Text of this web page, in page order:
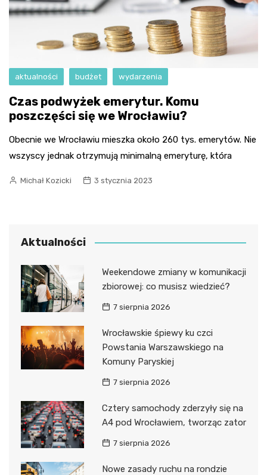
aktualności budżet wydarzenia
Czas podwyżek emerytur. Komu
poszczęści się we Wrocławiu?
Obecnie we Wrocławiu mieszka około 260 tys. emerytów. Nie
wszyscy jednak otrzymują minimalną emeryturę, która
Michał Kozicki 3 stycznia 2023
Aktualności
Weekendowe zmiany w komunikacji
zbiorowej: co musisz wiedzieć?
7 sierpnia 2026
Wrocławskie śpiewy ku czci
Powstania Warszawskiego na
Komuny Paryskiej
7 sierpnia 2026
Cztery samochody zderzyły się na
A4 pod Wrocławiem, tworząc zator
7 sierpnia 2026
Nowe zasady ruchu na rondzie